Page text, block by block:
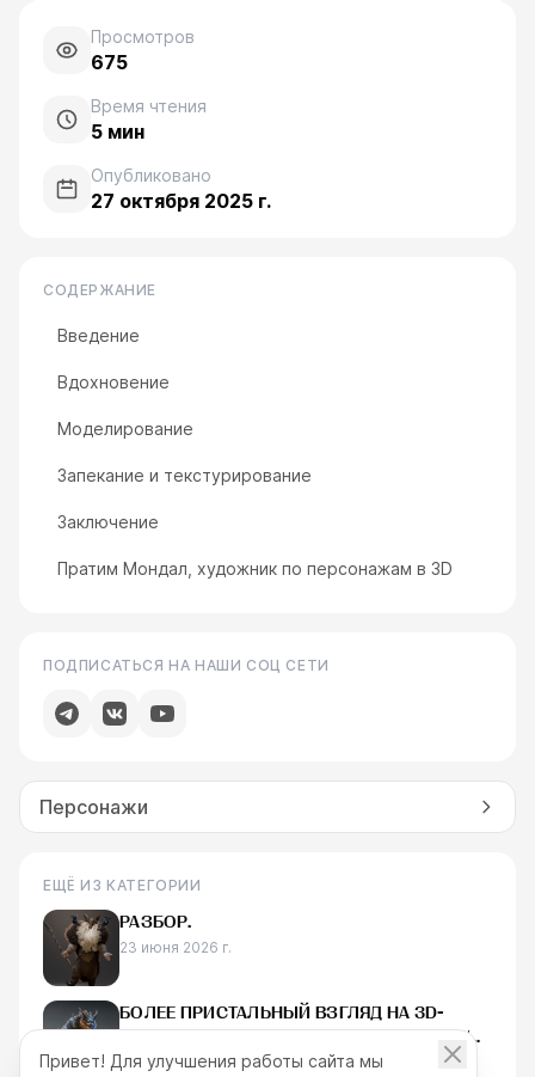
Просмотров
675
Время чтения
5 мин
Опубликовано
27 октября 2025 г.
СОДЕРЖАНИЕ
Введение
Вдохновение
Моделирование
Запекание и текстурирование
Заключение
Пратим Мондал, художник по персонажам в 3D
ПОДПИСАТЬСЯ НА НАШИ СОЦ СЕТИ
Персонажи
ЕЩЁ ИЗ КАТЕГОРИИ
РАЗБОР.
23 июня 2026 г.
БОЛЕЕ ПРИСТАЛЬНЫЙ ВЗГЛЯД НА 3D-
МОДЕЛЬ ЧЕШИРСКОГО КОТА, СОЗДАННУЮ
ДЛЯ RAID:
22 июня 2026 г.
Привет! Для улучшения работы сайта мы